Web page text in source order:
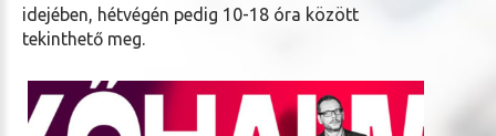
idejében, hétvégén pedig 10-18 óra között
tekinthető meg.